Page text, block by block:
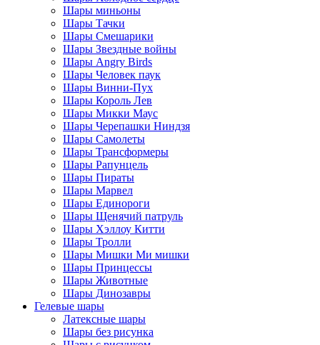
Шары миньоны
Шары Тачки
Шары Смешарики
Шары Звездные войны
Шары Angry Birds
Шары Человек паук
Шары Винни-Пух
Шары Король Лев
Шары Микки Маус
Шары Черепашки Ниндзя
Шары Самолеты
Шары Трансформеры
Шары Рапунцель
Шары Пираты
Шары Марвел
Шары Единороги
Шары Щенячий патруль
Шары Хэллоу Китти
Шары Тролли
Шары Мишки Ми мишки
Шары Принцессы
Шары Животные
Шары Динозавры
Гелевые шары
Латексные шары
Шары без рисунка